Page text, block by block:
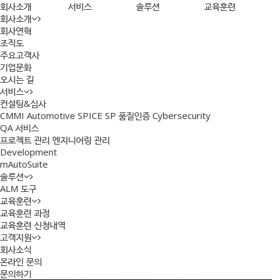
회사소개 서비스 솔루션
교육훈련
회사소개
회사연혁
조직도
주요고객사
기업문화
오시는 길
서비스
컨설팅&심사
CMMI Automotive SPICE SP 품질인증Cybersecurity
QA 서비스
프로젝트 관리 엔지니어링 관리
Development
mAutoSuite
솔루션
ALM 도구
교육훈련
교육훈련 과정
교육훈련 신청내역
고객지원
회사소식
온라인 문의
문의하기